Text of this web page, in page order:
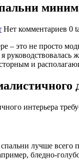
Нет комментариев 0
– это не просто
я руководствовалась
и
интерьера
лучше всего
бледно-